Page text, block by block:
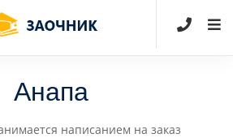
Анапа
написанием на заказ